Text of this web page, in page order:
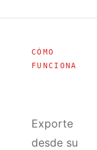
CÓMO
FUNCIONA
Exporte
desde su